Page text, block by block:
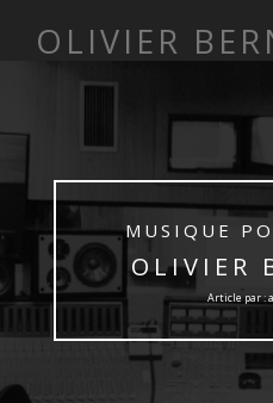
OLIVIER
MUSIQUE
OLIVIER
Article par :